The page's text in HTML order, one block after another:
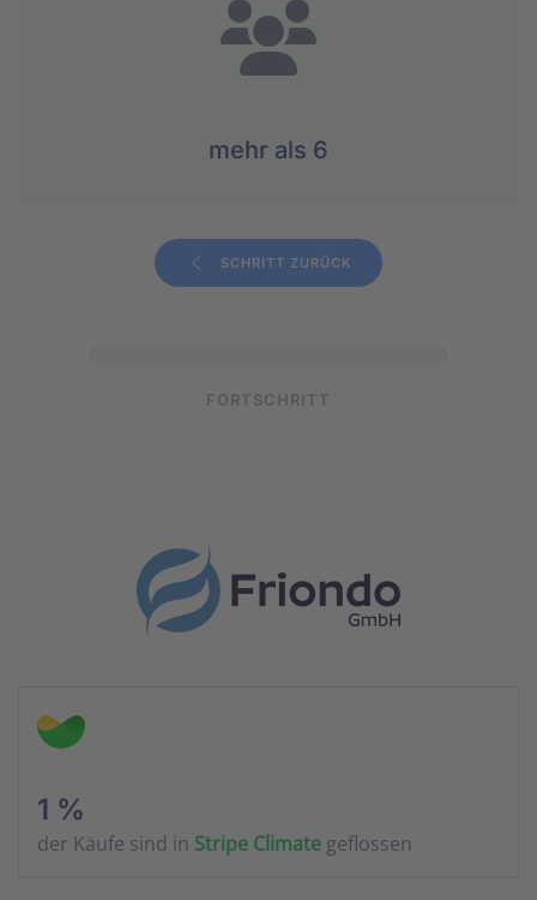
mehr als 6
SCHRITT ZURÜCK
FORTSCHRITT
1 %
der Käufe sind in Stripe Climate geflossen